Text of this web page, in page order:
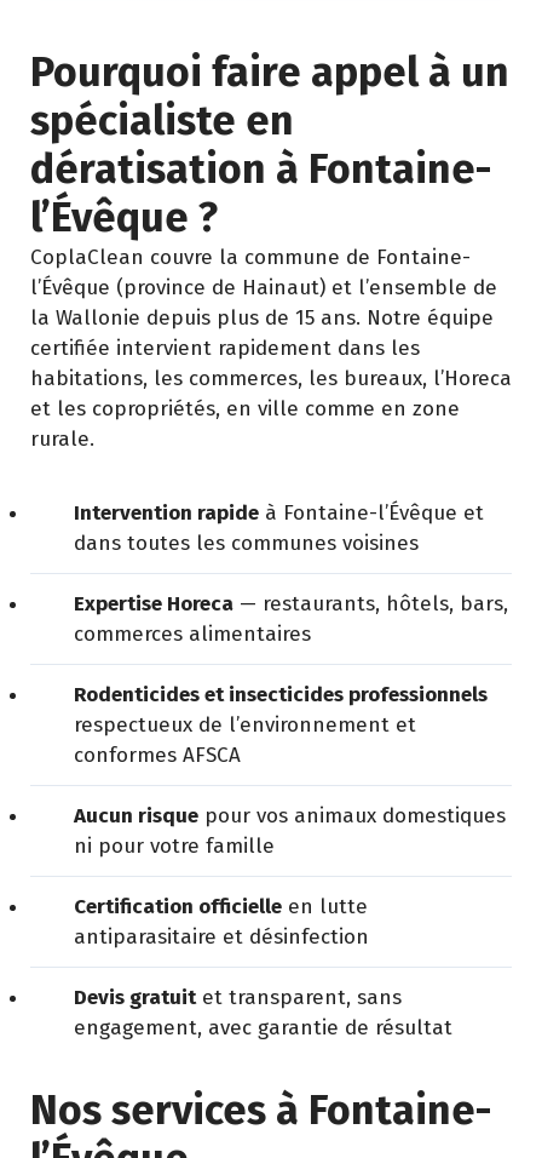
Pourquoi faire appel à un
spécialiste en
dératisation à Fontaine-
l’Évêque ?
CoplaClean couvre la commune de Fontaine-
l’Évêque (province de Hainaut) et l’ensemble de
la Wallonie depuis plus de 15 ans. Notre équipe
certifiée intervient rapidement dans les
habitations, les commerces, les bureaux, l’Horeca
et les copropriétés, en ville comme en zone
rurale.
Intervention rapide à Fontaine-l’Évêque et
dans toutes les communes voisines
Expertise Horeca — restaurants, hôtels, bars,
commerces alimentaires
Rodenticides et insecticides professionnels
respectueux de l’environnement et
conformes AFSCA
Aucun risque pour vos animaux domestiques
ni pour votre famille
Certification officielle en lutte
antiparasitaire et désinfection
Devis gratuitet transparent, sans
engagement, avec garantie de résultat
Nos services à Fontaine-